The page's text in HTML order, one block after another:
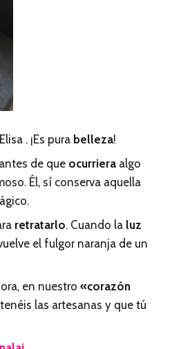
. ¡Es pura belleza!
de que ocurriera algo
Él, sí conserva aquella
retratarlo. Cuando la luz
el fulgor naranja de un
en nuestro «corazón
las artesanas y que tú